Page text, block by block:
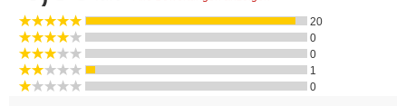
20
0
0
1
0